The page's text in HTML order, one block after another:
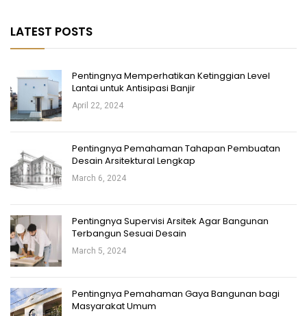
LATEST POSTS
Pentingnya Memperhatikan Ketinggian Level
Lantai untuk Antisipasi Banjir
April 22, 2024
Pentingnya Pemahaman Tahapan Pembuatan
Desain Arsitektural Lengkap
March 6, 2024
Pentingnya Supervisi Arsitek Agar Bangunan
Terbangun Sesuai Desain
March 5, 2024
Pentingnya Pemahaman Gaya Bangunan bagi
Masyarakat Umum